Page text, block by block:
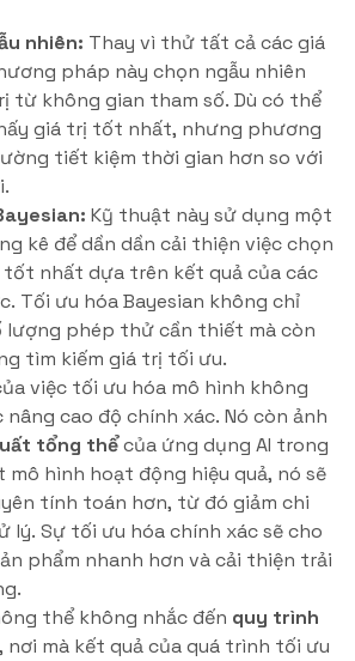
nhiên: Thay vì thử tất cả các giá
pháp này chọn ngẫu nhiên
từ không gian tham số. Dù có thể
giá trị tốt nhất, nhưng phương
tiết kiệm thời gian hơn so với
Kỹ thuật này sử dụng một
kê để dần dần cải thiện việc chọn
tốt nhất dựa trên kết quả của các
Tối ưu hóa Bayesian không chỉ
lượng phép thử cần thiết mà còn
tìm kiếm giá trị tối ưu.
việc tối ưu hóa mô hình không
cao độ chính xác. Nó còn ảnh
tổng thểcủa ứng dụng AI trong
hình hoạt động hiệu quả, nó sẽ
tính toán hơn, từ đó giảm chi
lý. Sự tối ưu hóa chính xác sẽ cho
phẩm nhanh hơn và cải thiện trải
thể không nhắc đến quy trình
, nơi mà kết quả của quá trình tối ưu